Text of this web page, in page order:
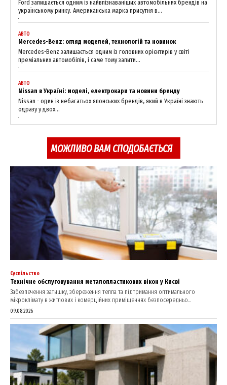
Company
Contact us
My account
Ford залишається одним із найвпізнаваніших автомобільних брендів на
українському ринку. Американська марка присутня в...
АВТО
Mercedes-Benz: огляд моделей, технологій та новинок
Mercedes-Benz залишається одним із головних орієнтирів у світі
преміальних автомобілів, і саме тому запити...
АВТО
Nissan в Україні: моделі, електрокари та новини бренду
Nissan - один із небагатьох японських брендів, який в Україні знають
одразу у двох...
МОЖЛИВО ВАМ СПОДОБАЄТЬСЯ
Суспільство
Технічне обслуговування металопластикових вікон у Києві
Забезпечення затишку, збереження тепла та підтримання оптимального
мікроклімату в житлових і комерційних приміщеннях безпосередньо...
09.08.2026